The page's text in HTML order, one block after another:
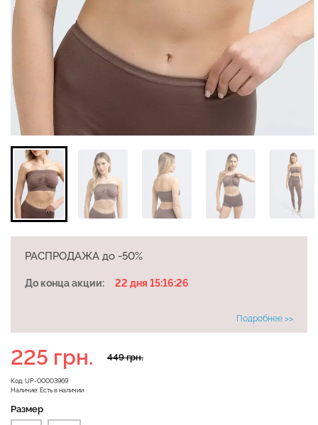
РАСПРОДАЖА до -50%
До конца акции: 22 дня 15:16:25
Подробнее >>
Код: UP-00003969
Наличие: Есть в наличии
449 грн.
225 грн.
Размер
552 грн.789 грн.
Бесшовные леггинсы
482 грн.689 грн.
Велосипедки с высокой
384 грн.549 грн.